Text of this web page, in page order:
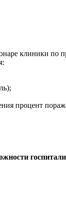
клиники по
процент